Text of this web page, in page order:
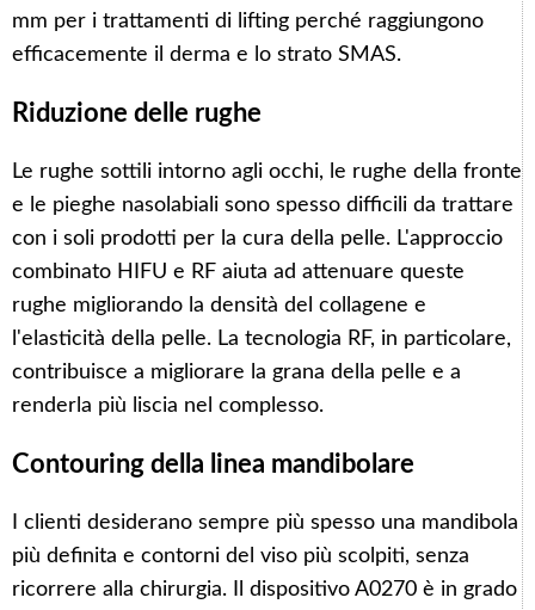
mm per i trattamenti di lifting perché raggiungono
efficacemente il derma e lo strato SMAS.
Riduzione delle rughe
Le rughe sottili intorno agli occhi, le rughe della fronte
e le pieghe nasolabiali sono spesso difficili da trattare
con i soli prodotti per la cura della pelle. L'approccio
combinato HIFU e RF aiuta ad attenuare queste
rughe migliorando la densità del collagene e
l'elasticità della pelle. La tecnologia RF, in particolare,
contribuisce a migliorare la grana della pelle e a
renderla più liscia nel complesso.
Contouring della linea mandibolare
I clienti desiderano sempre più spesso una mandibola
più definita e contorni del viso più scolpiti, senza
ricorrere alla chirurgia. Il dispositivo A0270 è in grado